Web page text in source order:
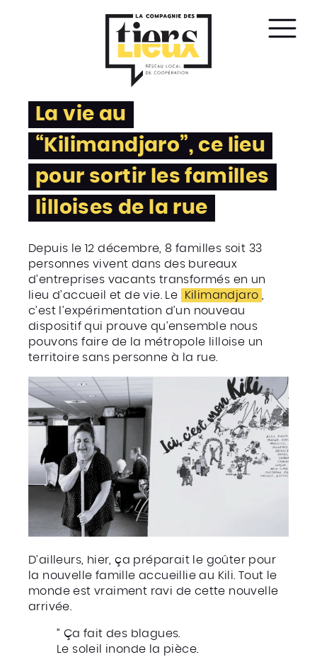
le
La vie au
“Kilimandjaro”, ce lieu
pour sortir les familles
lilloises de la rue
Depuis le 12 décembre, 8 familles soit 33
personnes vivent dans des bureaux
d’entreprises vacants transformés en un
lieu d’accueil et de vie. Le
Kilimandjaro
c’est l’expérimentation d’un nouveau
dispositif qui prouve qu’ensemble nous
pouvons faire de la métropole lilloise un
territoire sans personne à la rue.
D’ailleurs, hier, ça préparait le goûter pour
la nouvelle famille accueillie au Kili. Tout le
monde est vraiment ravi de cette nouvelle
arrivée.
” Ça fait des blagues.
Le soleil inonde la pièce.